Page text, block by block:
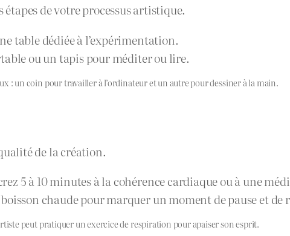
de votre processus artistique.
table dédiée à l’expérimentation.
ou un tapis pour méditer ou lire.
: un coin pour travailler à l’ordinateur et un autre pour dessiner à la main.
de la création.
5 à 10 minutes à la cohérence cardiaque ou à une
chaude pour marquer un moment de pause et de
peut pratiquer un exercice de respiration pour apaiser son esprit.